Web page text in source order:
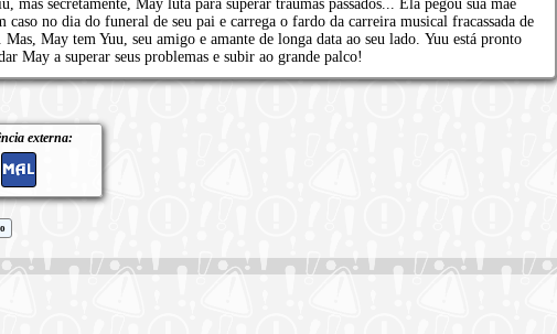
mas secretamente, May luta para superar traumas passados​​... Ela pegou sua mãe
caso no dia do funeral de seu pai e carrega o fardo da carreira musical fracassada de
Mas, May tem Yuu, seu amigo e amante de longa data ao seu lado. Yuu está pronto
May a superar seus problemas e subir ao grande palco!
externa: